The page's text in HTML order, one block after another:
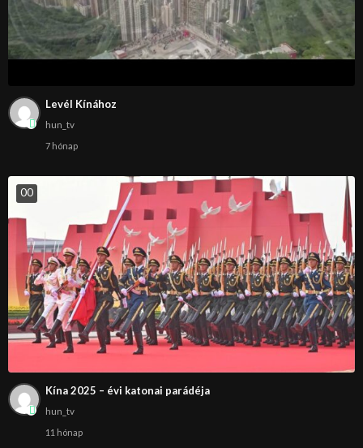
Levél Kínához
hun_tv
7 hónap
00
Kína 2025 – évi katonai parádéja
hun_tv
11 hónap